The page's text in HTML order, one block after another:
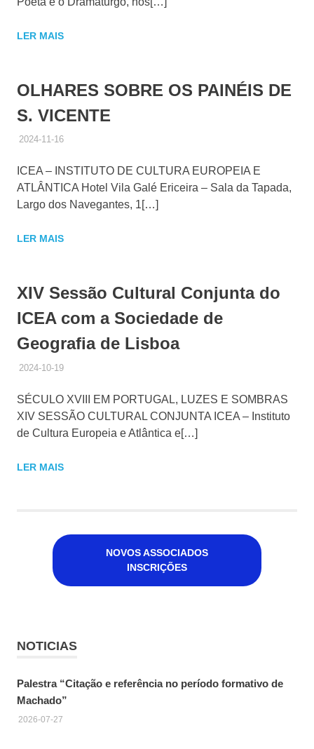
LER MAIS
OLHARES SOBRE OS PAINÉIS DE
S. VICENTE
2024-11-16ADMINISTRADOR
HISTÓRICO DE ACTIVIDADES
ICEA – INSTITUTO DE CULTURA EUROPEIA E
ATLÂNTICA Hotel Vila Galé Ericeira – Sala da Tapada,
Largo dos Navegantes, 1[…]
LER MAIS
XIV Sessão Cultural Conjunta do
ICEA com a Sociedade de
Geografia de Lisboa
2024-10-19ADMINISTRADOR
HISTÓRICO DE ACTIVIDADES
SÉCULO XVIII EM PORTUGAL, LUZES E SOMBRAS
XIV SESSÃO CULTURAL CONJUNTA ICEA – Instituto
de Cultura Europeia e Atlântica e[…]
LER MAIS
NOVOS ASSOCIADOS
INSCRIÇÕES
NOTICIAS
Palestra “Citação e referência no período formativo de
Machado”
2026-07-27